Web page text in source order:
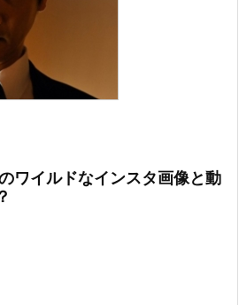
ワイルドなインスタ画像と動